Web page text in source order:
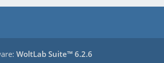
WoltLab Suite™ 6.2.6